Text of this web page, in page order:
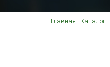
Главная Каталог